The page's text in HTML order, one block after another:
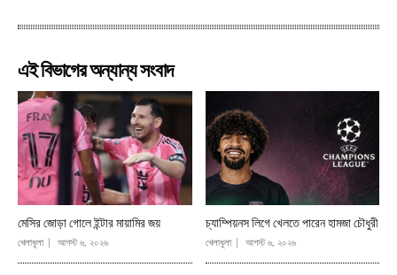
এই বিভাগের অন্যান্য সংবাদ
মেসির জোড়া গোলে ইন্টার মায়ামির জয়
খেলাধূলা আগস্ট ৬, ২০২৬
চ্যাম্পিয়নস লিগে খেলতে পারেন হামজা চৌধুরী
খেলাধূলা আগস্ট ৬, ২০২৬